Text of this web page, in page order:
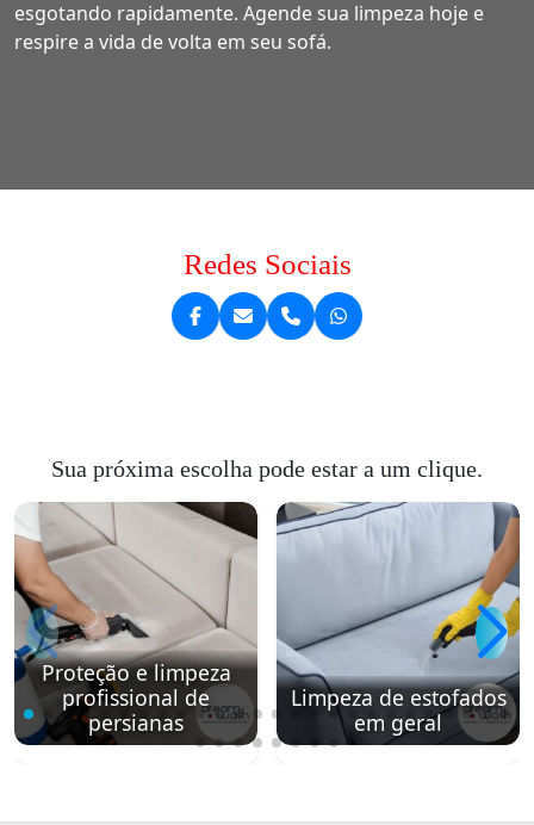
esgotando rapidamente. Agende sua limpeza hoje e
respire a vida de volta em seu sofá.
Redes Sociais
Sua próxima escolha pode estar a um clique.
Proteção e limpeza
profissional de
persianas
Limpeza de estofados
em geral